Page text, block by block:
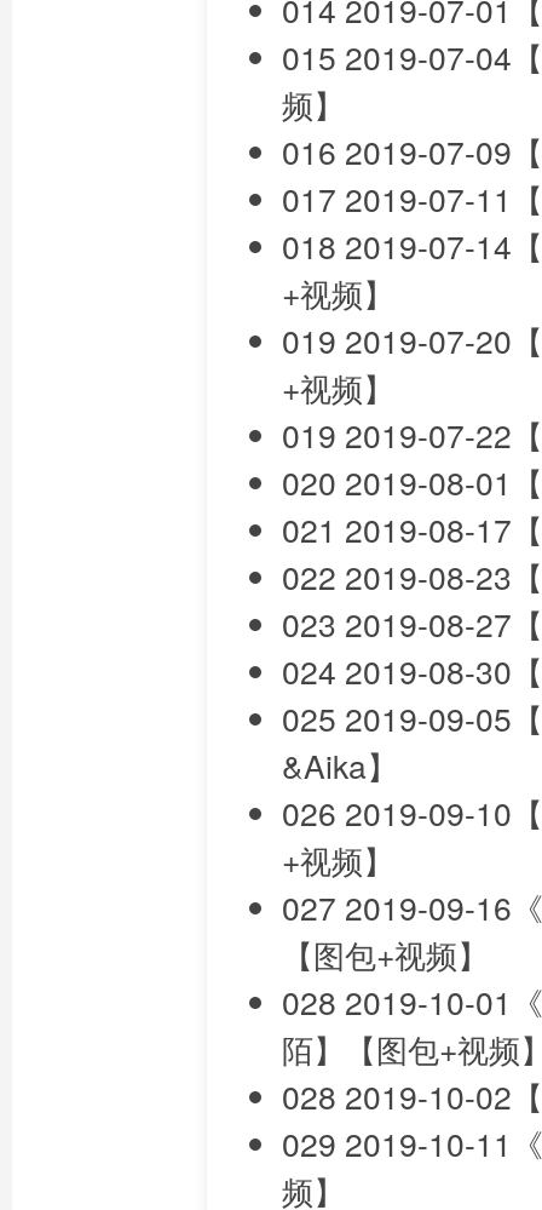
014 2019-07-01
015 2019-07-04
频】
016 2019-07-09
017 2019-07-11
018 2019-07-14
+视频】
019 2019-07-20
+视频】
019 2019-07-22
020 2019-08-01
021 2019-08-17
022 2019-08-23
023 2019-08-27
024 2019-08-30
025 2019-09-05
&Aika】
026 2019-09-10
+视频】
027 2019-09-16
【图包+视频】
028 2019-10-01
陌】【图包+视频
028 2019-10-02
029 2019-10-11
频】